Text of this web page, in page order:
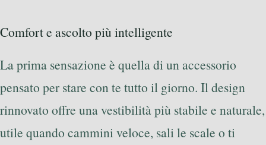
Comfort e ascolto più intelligente
La prima sensazione è quella di un accessorio
pensato per stare con te tutto il giorno. Il design
rinnovato offre una vestibilità più stabile e naturale,
utile quando cammini veloce, sali le scale o ti